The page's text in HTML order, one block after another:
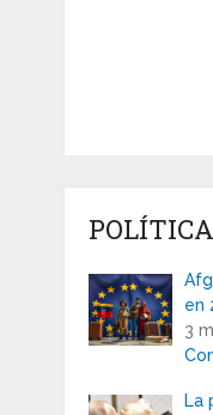
POLÍTICA
en
3
La